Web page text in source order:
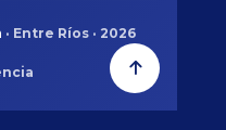
· Entre Ríos · 2026